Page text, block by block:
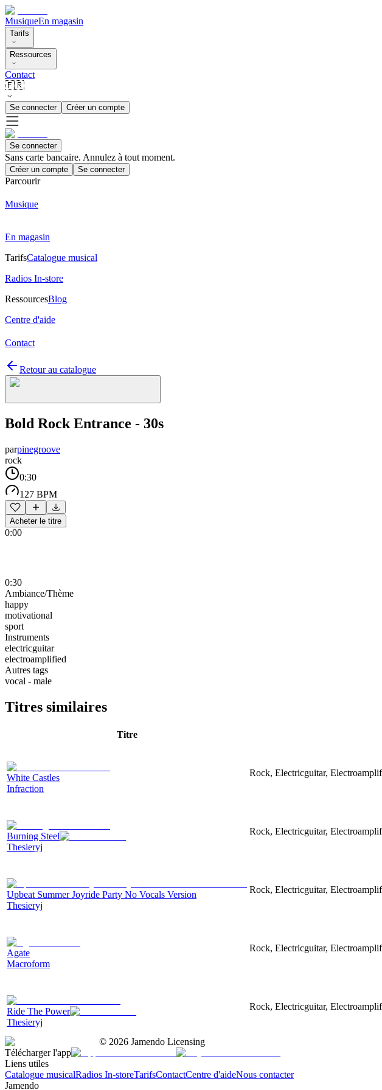
MusiqueEn magasin
Tarifs
Ressources
Contact
🇫🇷
Se connecter Créer un compte
Se connecter
Sans carte bancaire. Annulez à tout moment.
Créer un compte Se connecter
Parcourir
Musique
En magasin
TarifsCatalogue musical
Radios In-store
RessourcesBlog
Centre d'aide
Contact
Retour au catalogue
Bold Rock Entrance - 30s
parpinegroove
rock
0:30
127 BPM
Acheter le titre
0:00
0:30
Ambiance/Thème
happy
motivational
sport
Instruments
electricguitar
electroamplified
Autres tags
vocal - male
Titres similaires
Titre
White Castles
Infraction
Rock, Electricguitar,
Burning Steel
Thesieryj
Rock, Electricguitar,
Upbeat Summer Joyride Party No Vocals Version
Thesieryj
Rock, Electricguitar,
Agate
Macroform
Rock, Electricguitar,
Ride The Power
Thesieryj
Rock, Electricguitar,
© 2026 Jamendo Licensing
Télécharger l'app
Liens utiles
Catalogue musicalRadios In-storeTarifsContactCentre d'aideNous contacter
Jamendo